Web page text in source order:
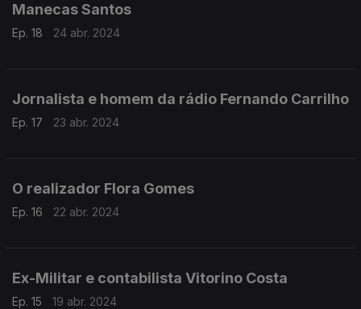
Manecas Santos
Ep. 18 24 abr. 2024
Jornalista e homem da rádio Fernando Carrilho
Ep. 17 23 abr. 2024
O realizador Flora Gomes
Ep. 16 22 abr. 2024
Ex-Militar e contabilista Vitorino Costa
Ep. 15 19 abr. 2024